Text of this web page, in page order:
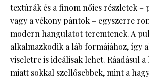
textúrák és a finom nőies részletek –
vagy a vékony pántok – egyszerre
modern hangulatot teremtenek. A
alkalmazkodik a láb formájához, így
viseletre is ideálisak lehet. Ráadásul
miatt sokkal szellősebbek, mint a